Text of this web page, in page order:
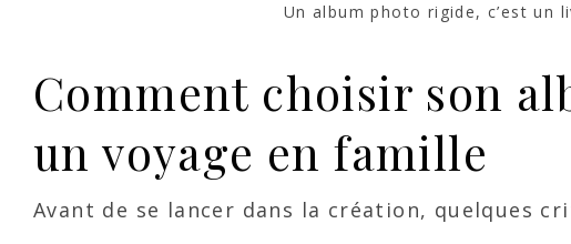
Un album photo rigide, c’est
Comment choisir son
un voyage en famille
Avant de se lancer dans la création, quelques